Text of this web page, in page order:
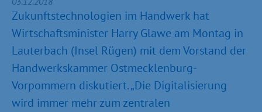
Zukunftstechnologien im Handwerk hat
Wirtschaftsminister Harry Glawe am Montag in
Lauterbach (Insel Rügen) mit dem Vorstand der
Handwerkskammer Ostmecklenburg-
Vorpommern diskutiert. „Die Digitalisierung
wird immer mehr zum zentralen